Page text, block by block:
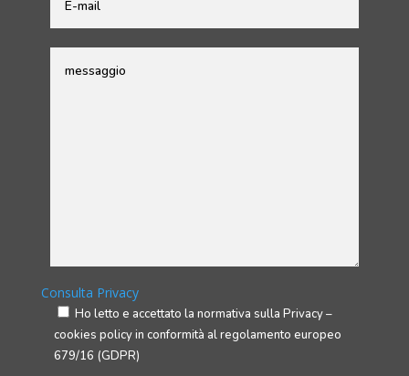
Consulta Privacy
Ho letto e accettato la normativa sulla Privacy –
cookies policy in conformità al regolamento europeo
679/16 (GDPR)